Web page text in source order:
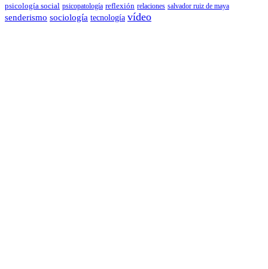
psicología social psicopatología reflexión relaciones salvador ruiz de maya
senderismo sociología tecnología vídeo